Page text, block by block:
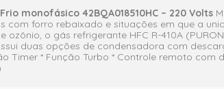
monofásico 42BQA018510HC – 220 Volts
forro rebaixado e situações em que a
o gás refrigerante HFC R-410A
duas opções de condensadora com
Timer * Função Turbo * Controle remoto